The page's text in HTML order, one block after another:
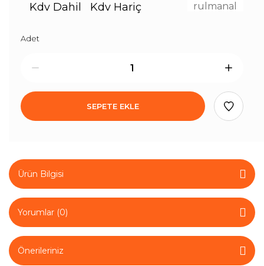
Kdv Dahil
Kdv Hariç
Adet
SEPETE EKLE
Ürün Bilgisi
Yorumlar (0)
Önerileriniz